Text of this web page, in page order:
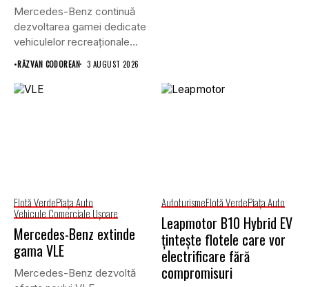
Mercedes-Benz continuă
dezvoltarea gamei dedicate
vehiculelor recreaționale
prin lansarea unei versiuni
actualizate...
•RĂZVAN CODOREAN 3 AUGUST 2026
Flotă VerdePiaţa Auto
Vehicule Comerciale Uşoare
Mercedes-Benz extinde
gama VLE
Mercedes-Benz dezvoltă
AutoturismeFlotă VerdePiaţa Auto
Leapmotor B10 Hybrid EV
țintește flotele care vor
electrificare fără
compromisuri